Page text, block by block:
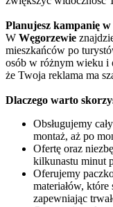
Planujesz kampanię
W Węgorzewie
mieszkańców po
osób w różnym wieku i
że Twoja reklama ma
Dlaczego warto
Obsługujemy
montaż, aż po
Ofertę oraz
kilkunastu minut
Oferujemy
materiałów,
zapewniając